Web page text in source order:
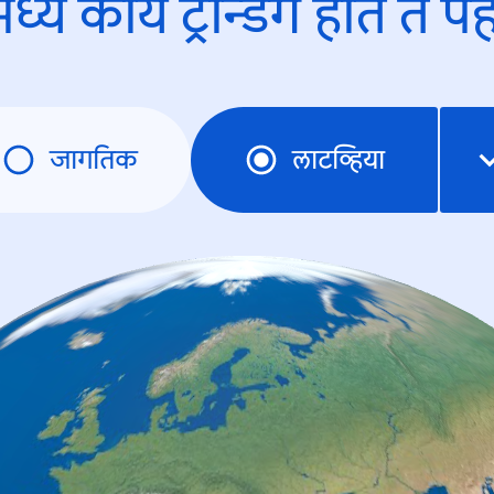
काय ट्रेन्डिंंग होते ते
जागतिक लाटव्हिया